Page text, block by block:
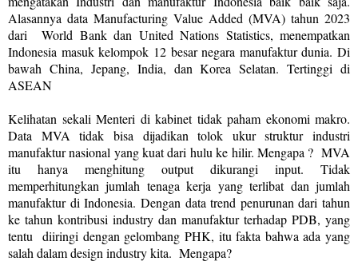
Alasannya data Manufacturing Value Added (MVA) tahun 2023
dari
World Bank dan United Nations Statistics, menempatkan
Indonesia masuk kelompok 12 besar negara manufaktur dunia. Di
bawah China, Jepang, India, dan Korea Selatan. Tertinggi di
ASEAN
Kelihatan sekali Menteri di kabinet tidak paham ekonomi makro.
Data MVA tidak bisa dijadikan tolok ukur struktur industri
manufaktur nasional yang kuat dari hulu ke hilir. Mengapa ? MVA
itu hanya menghitung output dikurangi input. Tidak
memperhitungkan jumlah tenaga kerja yang terlibat dan jumlah
manufaktur di Indonesia. Dengan data trend penurunan dari tahun
ke tahun kontribusi industry dan manufaktur terhadap PDB, yang
tentu diiringi dengan gelombang PHK, itu fakta bahwa ada yang
salah dalam design industry kita. Mengapa?